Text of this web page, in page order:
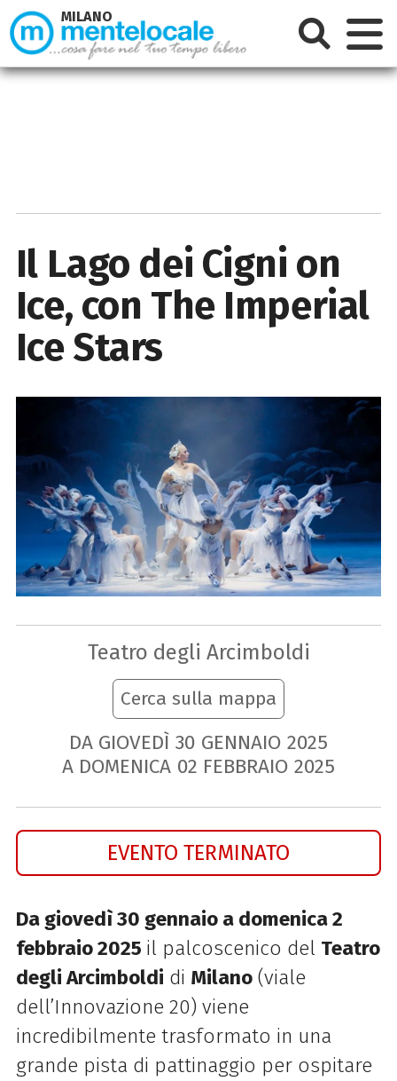
Il Lago dei Cigni on
Ice, con The Imperial
Ice Stars
Teatro degli Arcimboldi
Cerca sulla mappa
DA GIOVEDÌ 30 GENNAIO 2025
A DOMENICA 02 FEBBRAIO 2025
EVENTO TERMINATO
Da giovedì 30 gennaio a domenica 2
febbraio 2025 il palcoscenico del Teatro
degli Arcimboldi di Milano(viale
dell’Innovazione 20) viene
incredibilmente trasformato in una
grande pista di pattinaggio per ospitare
MILANO